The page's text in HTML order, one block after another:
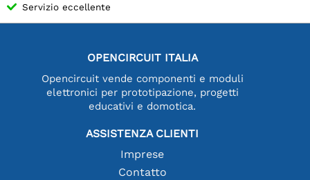
Servizio eccellente
OPENCIRCUIT ITALIA
Opencircuit vende componenti e moduli
elettronici per prototipazione, progetti
educativi e domotica.
ASSISTENZA CLIENTI
Imprese
Contatto